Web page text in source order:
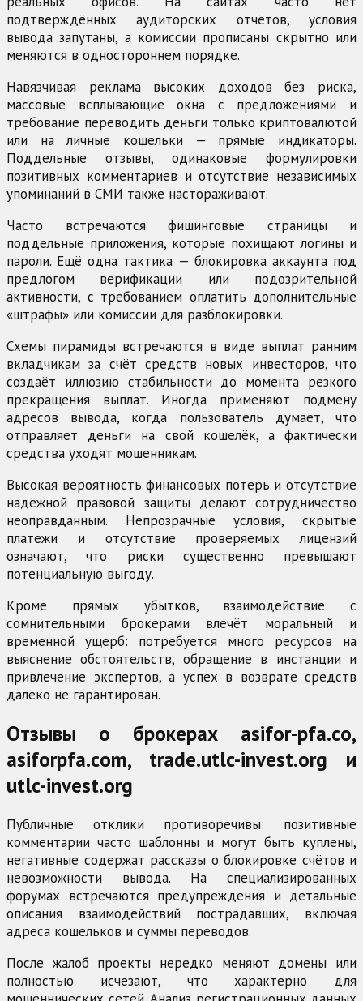
подтверждённых аудиторских отчётов, условия
вывода запутаны, а комиссии прописаны скрытно или
меняются в одностороннем порядке.
Навязчивая реклама высоких доходов без риска,
массовые всплывающие окна с предложениями и
требование переводить деньги только криптовалютой
или на личные кошельки — прямые индикаторы.
Поддельные отзывы, одинаковые формулировки
позитивных комментариев и отсутствие независимых
упоминаний в СМИ также настораживают.
Часто встречаются фишинговые страницы и
поддельные приложения, которые похищают логины и
пароли. Ещё одна тактика — блокировка аккаунта под
предлогом верификации или подозрительной
активности, с требованием оплатить дополнительные
«штрафы» или комиссии для разблокировки.
Схемы пирамиды встречаются в виде выплат ранним
вкладчикам за счёт средств новых инвесторов, что
создаёт иллюзию стабильности до момента резкого
прекращения выплат. Иногда применяют подмену
адресов вывода, когда пользователь думает, что
отправляет деньги на свой кошелёк, а фактически
средства уходят мошенникам.
Высокая вероятность финансовых потерь и отсутствие
надёжной правовой защиты делают сотрудничество
неоправданным. Непрозрачные условия, скрытые
платежи и отсутствие проверяемых лицензий
означают, что риски существенно превышают
потенциальную выгоду.
Кроме прямых убытков, взаимодействие с
сомнительными брокерами влечёт моральный и
временной ущерб: потребуется много ресурсов на
выяснение обстоятельств, обращение в инстанции и
привлечение экспертов, а успех в возврате средств
далеко не гарантирован.
Отзывы о брокерах asifor-pfa.co,
asiforpfa.com, trade.utlc-invest.org и
utlc-invest.org
Публичные отклики противоречивы: позитивные
комментарии часто шаблонны и могут быть куплены,
негативные содержат рассказы о блокировке счётов и
невозможности вывода. На специализированных
форумах встречаются предупреждения и детальные
описания взаимодействий пострадавших, включая
адреса кошельков и суммы переводов.
После жалоб проекты нередко меняют домены или
полностью исчезают, что характерно для